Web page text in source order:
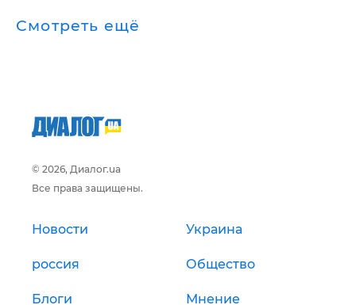
Смотреть ещё
© 2026, Диалог.ua
Все права защищены.
Новости Украина
россия Общество
Блоги Мнение